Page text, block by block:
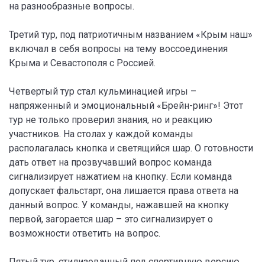
на разнообразные вопросы.
Третий тур, под патриотичным названием «Крым наш»
включал в себя вопросы на тему воссоединения
Крыма и Севастополя с Россией.
Четвертый тур стал кульминацией игры –
напряженный и эмоциональный «Брейн-ринг»! Этот
тур не только проверил знания, но и реакцию
участников. На столах у каждой команды
располагалась кнопка и светящийся шар. О готовности
дать ответ на прозвучавший вопрос команда
сигнализирует нажатием на кнопку. Если команда
допускает фальстарт, она лишается права ответа на
данный вопрос. У команды, нажавшей на кнопку
первой, загорается шар – это сигнализирует о
возможности ответить на вопрос.